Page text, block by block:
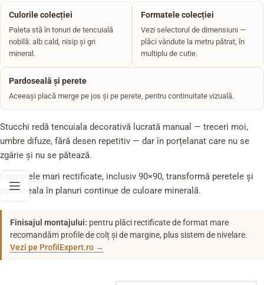
Culorile colecției
Paleta stă în tonuri de tencuială
nobilă: alb cald, nisip și gri
mineral.
Formatele colecției
Vezi selectorul de dimensiuni —
plăci vândute la metru pătrat, în
multiplu de cutie.
Pardoseală și perete
Aceeași placă merge pe jos și pe perete, pentru continuitate vizuală.
Stucchi redă tencuiala decorativă lucrată manual — treceri moi,
umbre difuze, fără desen repetitiv — dar în porțelanat care nu se
zgârie și nu se pătează.
Formatele mari rectificate, inclusiv 90×90, transformă peretele și
pardoseala în planuri continue de culoare minerală.
Finisajul montajului: pentru plăci rectificate de format mare
recomandăm profile de colț și de margine, plus sistem de nivelare.
Vezi pe ProfilExpert.ro →